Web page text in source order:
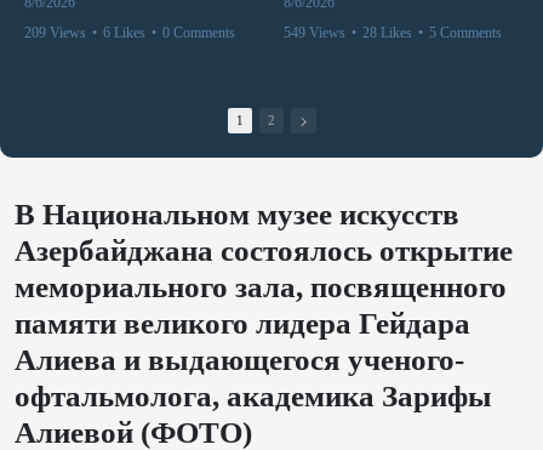
209 Views • 6 Likes • 0 Comments
549 Views • 28 Likes • 5 Comments
1 2
В Национальном музее искусств
Азербайджана состоялось открытие
мемориального зала, посвященного
памяти великого лидера Гейдара
Алиева и выдающегося ученого-
офтальмолога, академика Зарифы
Алиевой (ФОТО)